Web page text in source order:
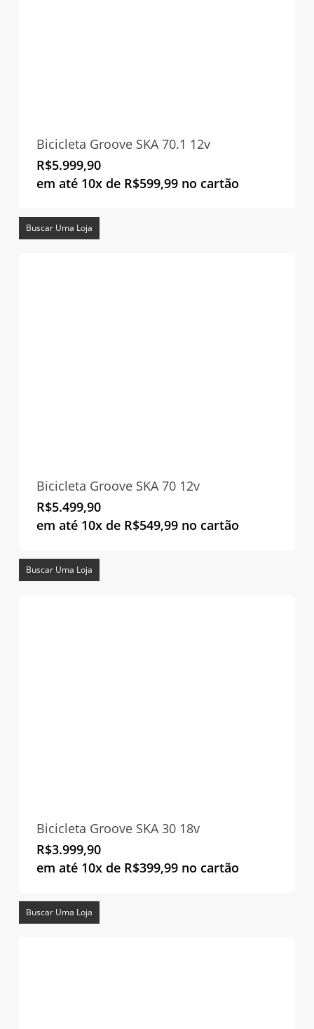
Bicicleta Groove SKA 70.1 12v
R$5.999,90
em até 10x de R$599,99 no cartão
Buscar Uma Loja
Bicicleta Groove SKA 70 12v
R$5.499,90
em até 10x de R$549,99 no cartão
Buscar Uma Loja
Bicicleta Groove SKA 30 18v
R$3.999,90
em até 10x de R$399,99 no cartão
Buscar Uma Loja